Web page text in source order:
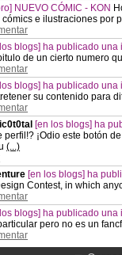
NUEVO CÓMIC - KON
e ilustraciones por
blogs] ha publicado una
de un cierto numero
blogs] ha publicado una
su contenido para
[en los blogs] ha
perfil!? ¡Odio este botón
(...)
[en los blogs] ha
Contest, in which
blogs] ha publicado una
pero no es un